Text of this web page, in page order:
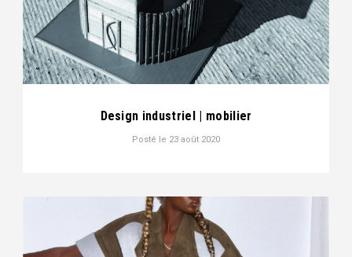
Design industriel | mobilier
Posté le 23 août 2020